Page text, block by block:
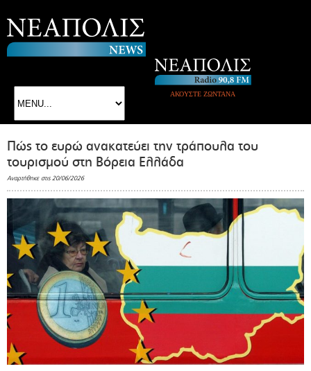
ΑΚΟΥΣΤΕ ΖΩΝΤΑΝΑ
Πώς το ευρώ ανακατεύει την τράπουλα του
τουρισμού στη Βόρεια Ελλάδα
Αναρτήθηκε στις 20/06/2026